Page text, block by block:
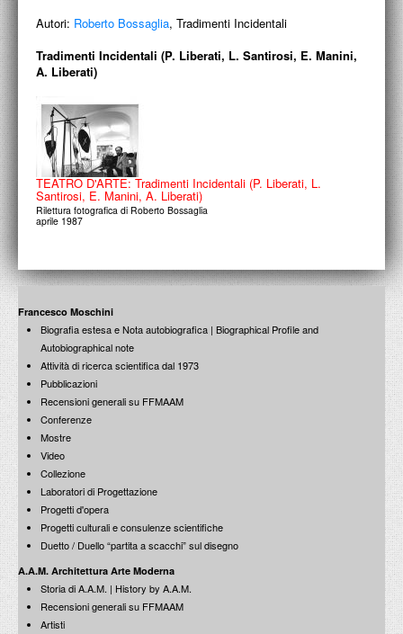
Autori: Roberto Bossaglia, Tradimenti Incidentali
Tradimenti Incidentali (P. Liberati, L. Santirosi, E. Manini,
A. Liberati)
TEATRO D'ARTE: Tradimenti Incidentali (P. Liberati, L.
Santirosi, E. Manini, A. Liberati)
Rilettura fotografica di Roberto Bossaglia
aprile 1987
Francesco Moschini
Biografia estesa e Nota autobiografica | Biographical Profile and
Autobiographical note
Attività di ricerca scientifica dal 1973
Pubblicazioni
Recensioni generali su FFMAAM
Conferenze
Mostre
Video
Collezione
Laboratori di Progettazione
Progetti d'opera
Progetti culturali e consulenze scientifiche
Duetto / Duello “partita a scacchi” sul disegno
A.A.M. Architettura Arte Moderna
Storia di A.A.M. | History by A.A.M.
Recensioni generali su FFMAAM
Artisti